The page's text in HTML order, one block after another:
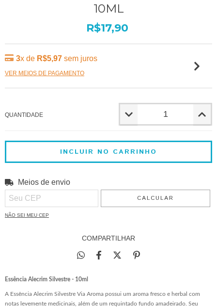
10ML
R$17,90
3x de R$5,97 sem juros
VER MEIOS DE PAGAMENTO
QUANTIDADE
Entregas para o CEP:
Meios de envio
CALCULAR
NÃO SEI MEU CEP
COMPARTILHAR
Essência Alecrim Silvestre - 10ml
A Essência Alecrim Silvestre Via Aroma possui um aroma fresco e herbal com
notas levemente medicinais, além de um requintado fundo amadeirado. Seu